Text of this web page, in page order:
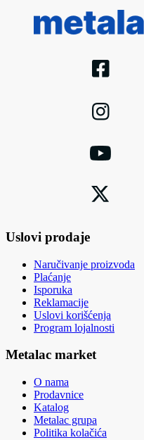
Uslovi prodaje
Naručivanje proizvoda
Plaćanje
Isporuka
Reklamacije
Uslovi korišćenja
Program lojalnosti
Metalac market
O nama
Prodavnice
Katalog
Metalac grupa
Politika kolačića